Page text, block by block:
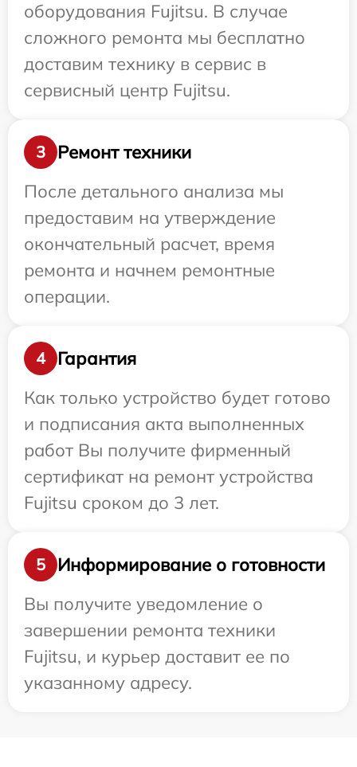
оборудования Fujitsu. В случае
сложного ремонта мы бесплатно
доставим технику в сервис в
сервисный центр Fujitsu.
3
Ремонт техники
После детального анализа мы
предоставим на утверждение
окончательный расчет, время
ремонта и начнем ремонтные
операции.
4
Гарантия
Как только устройство будет готово
и подписания акта выполненных
работ Вы получите фирменный
сертификат на ремонт устройства
Fujitsu сроком до 3 лет.
5
Информирование о готовности
Вы получите уведомление о
завершении ремонта техники
Fujitsu, и курьер доставит ее по
указанному адресу.